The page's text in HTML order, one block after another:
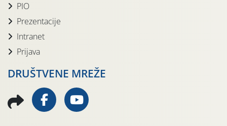
PIO
Prezentacije
Intranet
Prijava
DRUŠTVENE MREŽE